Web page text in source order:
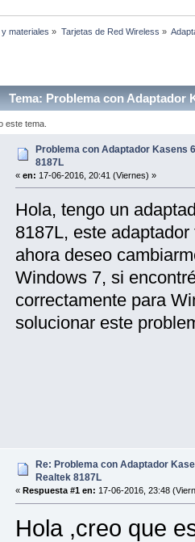
y materiales » Tarjetas de Red Wireless »
Tema: Problema con Adaptador
este tema.
Problema con Adaptador Kasens
8187L
« en: 17-06-2016, 20:41 (Viernes) »
Hola, tengo un
8187L, este
ahora deseo
Windows 7, si
correctamente para
solucionar este
Re: Problema con Adaptador
Realtek 8187L
« Respuesta #1 en: 17-06-2016, 23:48
Hola ,creo que